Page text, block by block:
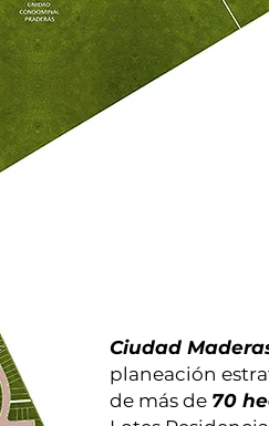
Ciudad
planeación
de más de 70